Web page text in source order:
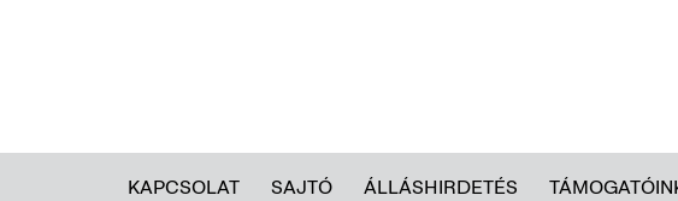
KAPCSOLAT SAJTÓ ÁLLÁSHIRDETÉS